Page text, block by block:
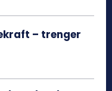
– trenger